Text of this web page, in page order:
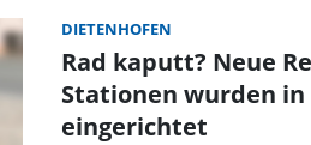
DIETENHOFEN
Rad kaputt? Neue
Stationen wurden in
eingerichtet